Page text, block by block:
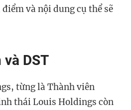
và nội dung cụ thể sẽ
DST
từng là Thành viên
thái Louis Holdings còn